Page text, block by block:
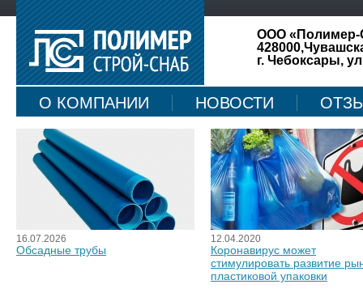
ООО «Полимер-
г. Чебоксары,
О КОМПАНИИ НОВОСТИ
КАРТА САЙТА
16.07.2026
Обсадные трубы
12.04.2020
Коронавирус может
стимулировать развитие
пластиковой упаковки